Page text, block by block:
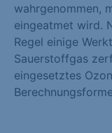
wahrgenommen,
eingeatmet wird.
Regel einige
Sauerstoffgas
eingesetztes